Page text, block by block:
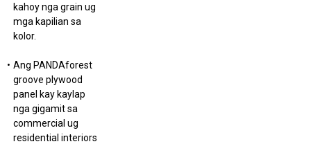
kahoy nga grain ug
mga kapilian sa
kolor.
Ang PANDAforest
groove plywood
panel kay kaylap
nga gigamit sa
commercial ug
residential interiors